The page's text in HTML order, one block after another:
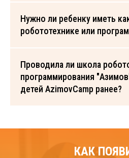
Нужно ли ребенку иметь
робототехнике или
Проводила ли школа
программирования
детей AzimovCamp ранее?
КАК